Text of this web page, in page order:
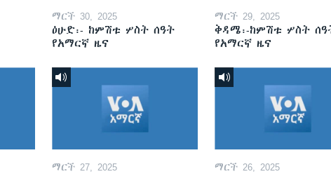
ማርች 30, 2025
ዕሁድ፡- ከምሽቱ ሦስት ሰዓት
የአማርኛ ዜና
ማርች 29, 2025
ቅዳሜ፡-ከምሽቱ ሦስት
የአማርኛ ዜና
ማርች 27, 2025 ማርች 26, 2025